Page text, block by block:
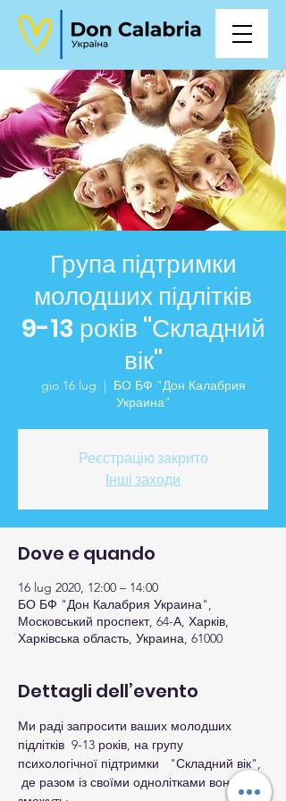
Група підтримки
молодших підлітків
9-13 років "Складний
вік"
gio 16 lug
  |
БО БФ "Дон Калабрия
Украина"
Реєстрацію закрито
Інші заходи
Dove e quando
16 lug 2020, 12:00 – 14:00
БО БФ "Дон Калабрия Украина",
Московський проспект, 64-А, Харків,
Харківська область, Украина, 61000
Dettagli dell’evento
Ми раді запросити ваших молодших
підлітків  9-13 років, на групу
психологічної підтримки   "Складний вік",
де разом із своїми однолітками вони